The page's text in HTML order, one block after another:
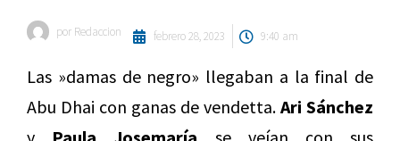
por Redaccion febrero 28, 2023 9:40 am
Las »damas de negro» llegaban a la final de
Abu Dhai con ganas de vendetta. Ari Sánchez